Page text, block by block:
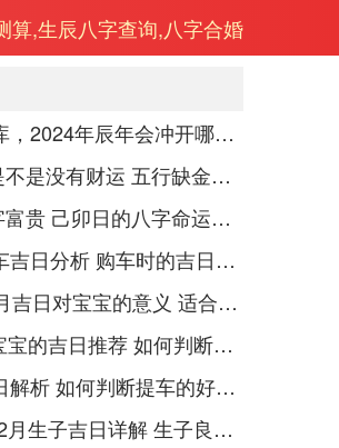
算,生辰八字查询,八字合婚
2024辰冲开财库，2024年辰年会冲开哪些人的财库
五行缺金的人是不是没有财运 五行缺金的人命运好不好
己卯日生人八字富贵 己卯日的八字命运如何
2025年买车提车吉日分析 购车时的吉日与禁忌
2024年农历12月吉日对宝宝的意义 适合龙年宝宝出生的日子有哪些
龙年12月出生宝宝的吉日推荐 如何判断吉日是否适合宝宝
2025年提车吉日解析 如何判断提车的好日子
农历甲辰龙年12月生子吉日详解 生子良辰的影响因素